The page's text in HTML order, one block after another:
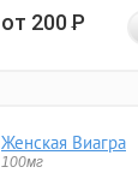
от 200Р
Женская Виагра
100мг